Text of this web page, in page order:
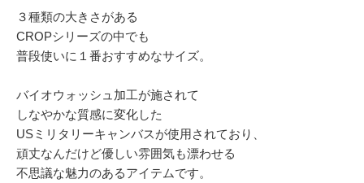
３種類の大きさがある
CROPシリーズの中でも
普段使いに１番おすすめなサイズ。
バイオウォッシュ加工が施されて
しなやかな質感に変化した
USミリタリーキャンバスが使用されており、
頑丈なんだけど優しい雰囲気も漂わせる
不思議な魅力のあるアイテムです。